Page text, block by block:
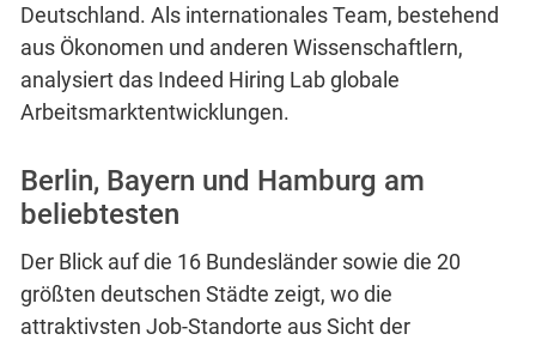
Deutschland. Als internationales Team, bestehend
aus Ökonomen und anderen Wissenschaftlern,
analysiert das Indeed Hiring Lab globale
Arbeitsmarktentwicklungen.
Berlin, Bayern und Hamburg am
beliebtesten
Der Blick auf die 16 Bundesländer sowie die 20
größten deutschen Städte zeigt, wo die
attraktivsten Job-Standorte aus Sicht der